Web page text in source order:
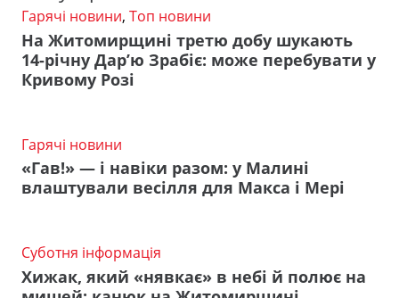
Гарячі новини, Топ новини
На Житомирщині третю добу шукають
14-річну Дар’ю Зрабіє: може перебувати у
Кривому Розі
Гарячі новини
«Гав!» — і навіки разом: у Малині
влаштували весілля для Макса і Мері
Суботня інформація
Хижак, який «нявкає» в небі й полює на